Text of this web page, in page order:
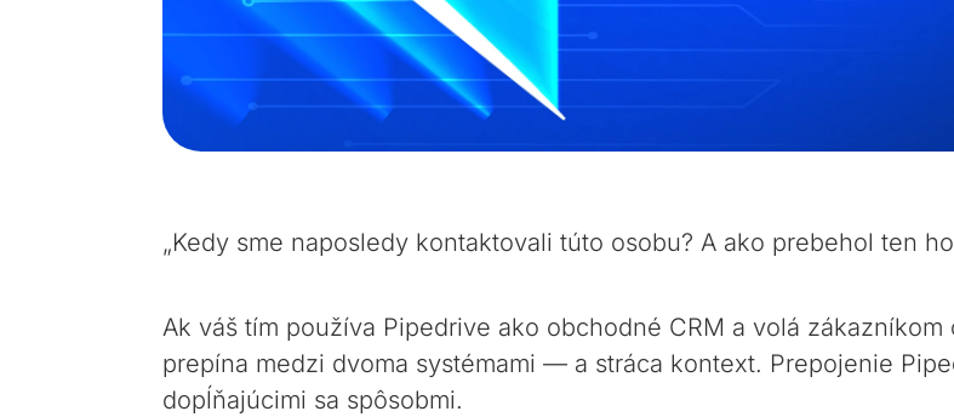
„Kedy sme naposledy kontaktovali túto osobu? A ako prebehol ten
Ak váš tím používa Pipedrive ako obchodné CRM a volá
prepína medzi dvoma systémami — a stráca kontext. Prepojenie
dopĺňajúcimi sa spôsobmi.